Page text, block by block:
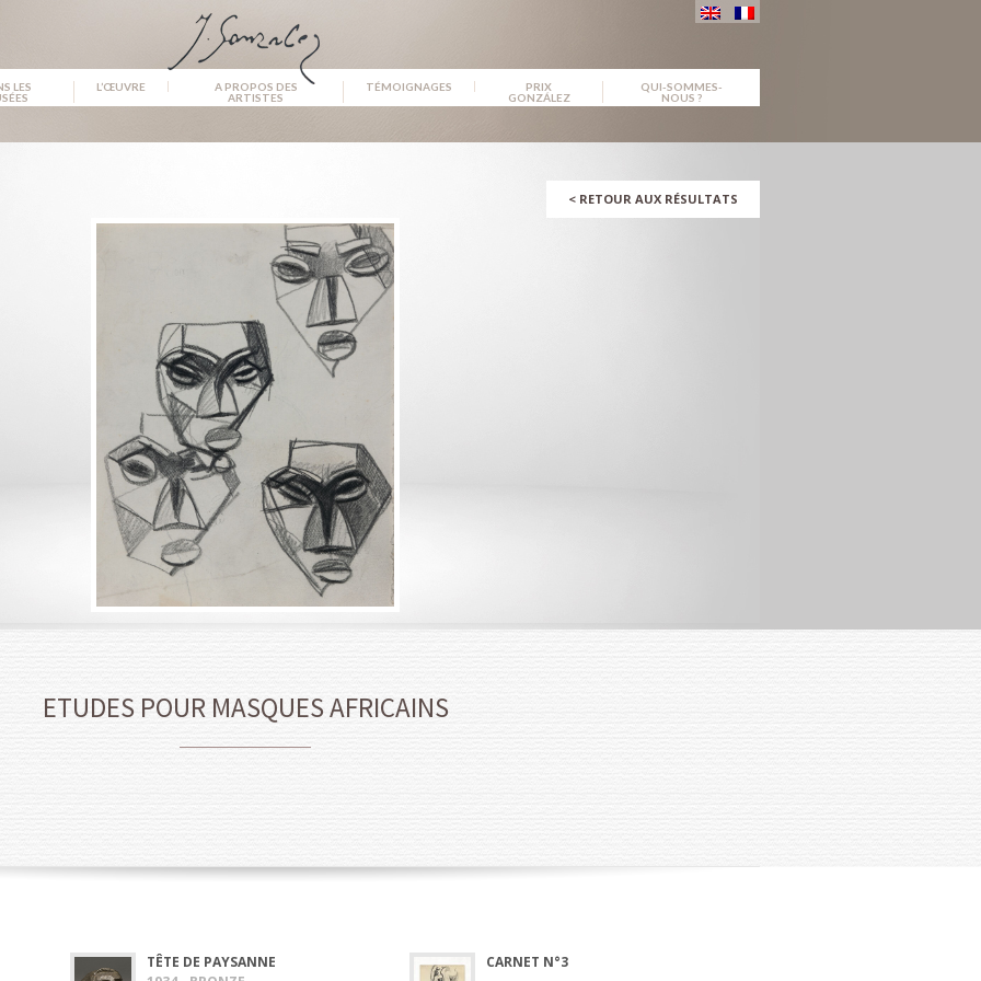
LES
L’ŒUVRE
A PROPOS DES
ARTISTES
TÉMOIGNAGES
PRIX
GONZÁLEZ
QUI-SOMMES-
NOUS ?
< RETOUR AUX RÉSULTATS
ETUDES POUR MASQUES AFRICAINS
TÊTE DE PAYSANNE
CARNET N°3